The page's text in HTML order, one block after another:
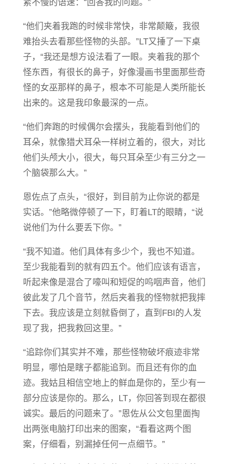
紧不慢的语速：“回答我的问题。”
“他们夹着我跑的时候非常快，非常颠簸，我很
难抬头去看那些怪物的头部。”LT又捶了一下桌
子，“我还是想方设法看了一眼。夹着我的那个
怪东西，有很长的鼻子，好像漫画书里面那些奇
怪的女巫那样的鼻子，根本不可能是人类所能长
出来的。这是我印象最深的一点。
“他们奔跑的时候偶尔会摆头，我能看到他们的
耳朵，就像猎犬耳朵一样树立着的，很大，对比
他们头颅大小，很大，每只耳朵至少有三分之一
个脑袋那么大。”
恩佐点了点头，“很好，到目前为止你说的都是
实话。”他略微停顿了一下，盯着LT的眼睛，“说
说他们为什么要丢下你。”
“我不知道。他们具体有多少个，我也不知道。
至少我能看到的就有四五个。他们应该有语言，
听起来像是混合了嚎叫和短促的呜咽声音，他们
彼此发了几个音节，然后夹着我的怪物就把我摔
下去。我应该是立刻就昏倒了，直到FBI的人发
现了我，把我救回这里。”
“追踪你们其实并不难，那些怪物破坏痕迹非常
明显，哪怕是瞎子都能追到。而且还有你的血
迹。我姑且相信空地上的鲜血是你的，至少有一
部分应该是你的。那么，LT，你回答到现在都很
诚实。最后的问题来了。”恩佐从公文包里面掏
出两张电脑打印出来的图案，“看看这两个图
案，仔细看，别漏掉任何一点细节。”